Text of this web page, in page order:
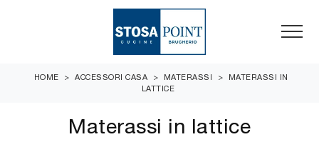
HOME > ACCESSORI CASA > MATERASSI >
MATERASSI IN
LATTICE
Materassi in lattice